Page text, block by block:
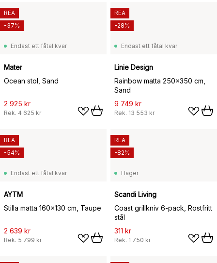
Endast ett fåtal kvar
Mater
Ocean stol, Sand
2 925 kr
Rek. 4 625 kr
REA
-37%
Endast ett fåtal kvar
Linie Design
Rainbow matta 250x350 cm,
Sand
9 749 kr
Rek. 13 553 kr
REA
-28%
Endast ett fåtal kvar
AYTM
Stilla matta 160x130 cm, Taupe
2 639 kr
Rek. 5 799 kr
REA
-54%
I lager
Scandi Living
Coast grillkniv 6-pack, Rostfritt
stål
311 kr
Rek. 1 750 kr
REA
-82%